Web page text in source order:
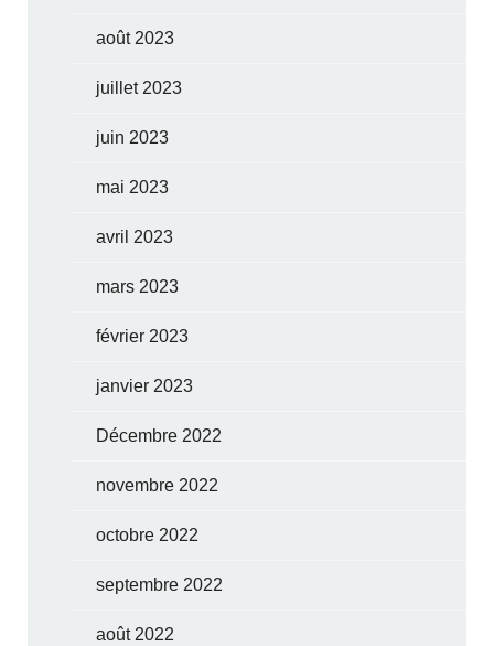
août 2023
juillet 2023
juin 2023
mai 2023
avril 2023
mars 2023
février 2023
janvier 2023
Décembre 2022
novembre 2022
octobre 2022
septembre 2022
août 2022